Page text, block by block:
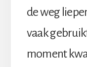
de weg
vaak
moment